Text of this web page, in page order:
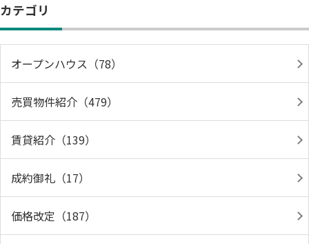
カテゴリ
オープンハウス（78）
売買物件紹介（479）
賃貸紹介（139）
成約御礼（17）
価格改定（187）